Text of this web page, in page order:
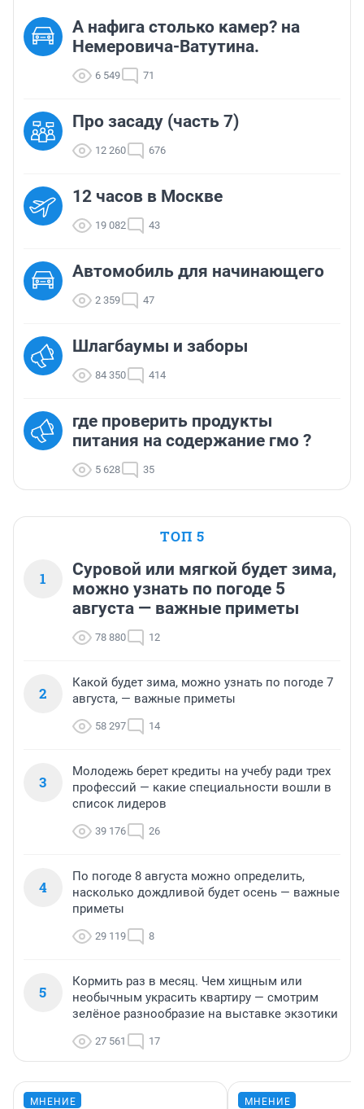
А нафига столько камер? на
Немеровича-Ватутина.
6 549 71
Про засаду (часть 7)
12 260 676
12 часов в Москве
19 082 43
Автомобиль для начинающего
2 359 47
Шлагбаумы и заборы
84 350 414
где проверить продукты
питания на содержание гмо ?
5 628 35
ТОП 5
1
Суровой или мягкой будет зима,
можно узнать по погоде 5
августа — важные приметы
78 880 12
2
Какой будет зима, можно узнать по погоде 7
августа, — важные приметы
58 297 14
3
Молодежь берет кредиты на учебу ради трех
профессий — какие специальности вошли в
список лидеров
39 176 26
4
По погоде 8 августа можно определить,
насколько дождливой будет осень — важные
приметы
29 119 8
5
Кормить раз в месяц. Чем хищным или
необычным украсить квартиру — смотрим
зелёное разнообразие на выставке экзотики
27 561 17
МНЕНИЕ МНЕНИЕ